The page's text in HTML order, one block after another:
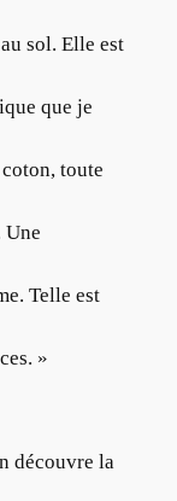
sol. Elle est
que je
toute
Une
Telle est
»
découvre la